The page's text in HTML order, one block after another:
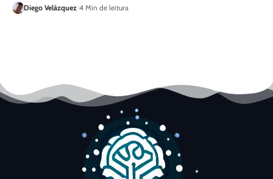
Diego Velázquez 4 Min de leitura